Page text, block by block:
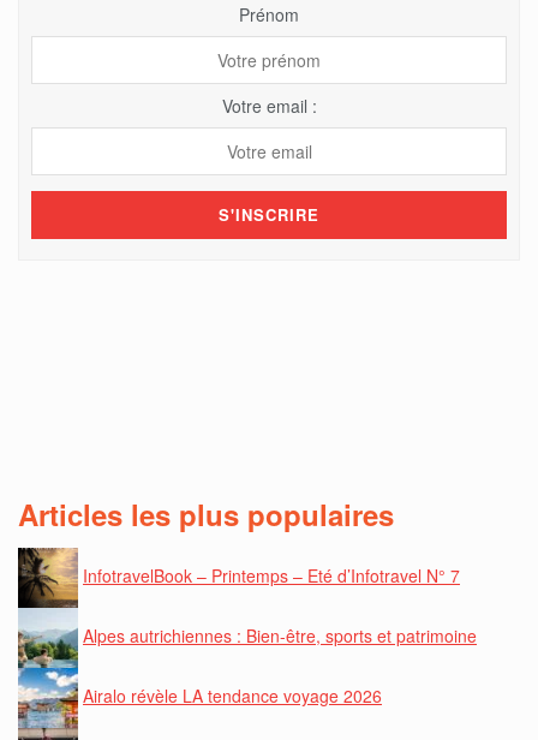
Prénom
Votre email :
Articles les plus populaires
InfotravelBook – Printemps – Eté d’Infotravel N° 7
Alpes autrichiennes : Bien-être, sports et patrimoine
Airalo révèle LA tendance voyage 2026